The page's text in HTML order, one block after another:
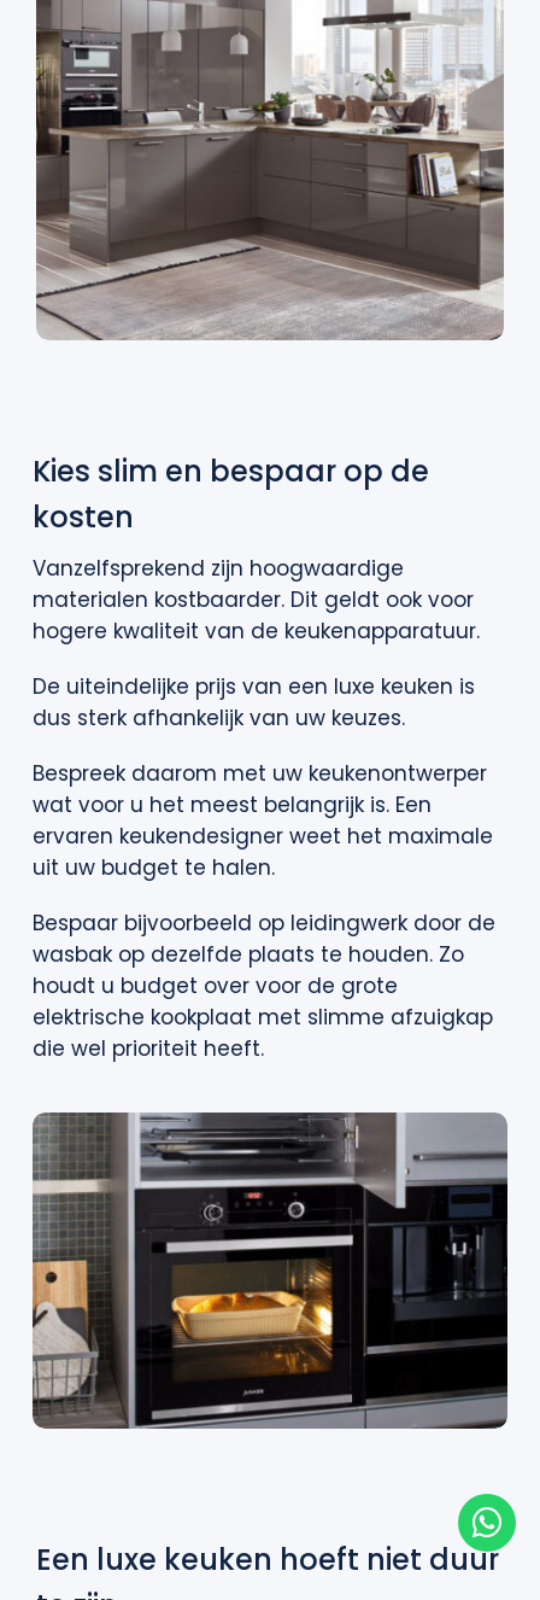
Kies slim en bespaar op de
kosten
Vanzelfsprekend zijn hoogwaardige
materialen kostbaarder. Dit geldt ook voor
hogere kwaliteit van de keukenapparatuur.
De uiteindelijke prijs van een luxe keuken is
dus sterk afhankelijk van uw keuzes.
Bespreek daarom met uw keukenontwerper
wat voor u het meest belangrijk is. Een
ervaren keukendesigner weet het maximale
uit uw budget te halen.
Bespaar bijvoorbeeld op leidingwerk door de
wasbak op dezelfde plaats te houden. Zo
houdt u budget over voor de grote
elektrische kookplaat met slimme afzuigkap
die wel prioriteit heeft.
Een luxe keuken hoeft niet duur